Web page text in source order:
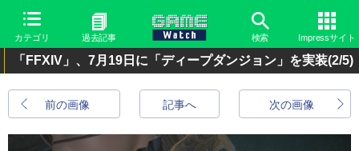
カテゴリ 過去記事 検索 Impressサイト
「FFXIV」、7月19日に「ディープダンジョン」を実装(2/5)
前の画像 次の画像
記事へ